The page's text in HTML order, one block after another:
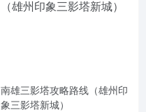
南雄三影塔攻略路线（雄州印
象三影塔新城）